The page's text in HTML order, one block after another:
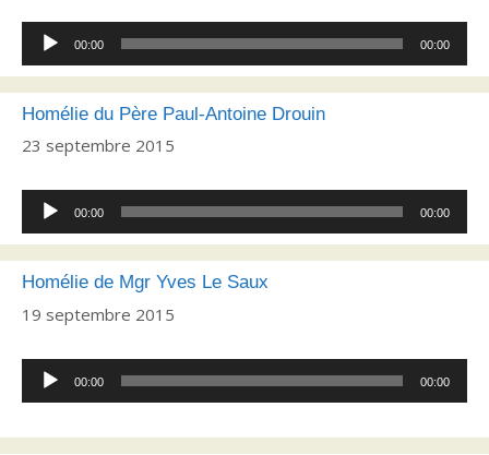
Lecteur
audio
00:00 00:00
Homélie du Père Paul-Antoine Drouin
23 septembre 2015
Lecteur
audio
00:00 00:00
Homélie de Mgr Yves Le Saux
19 septembre 2015
Lecteur
audio
00:00 00:00